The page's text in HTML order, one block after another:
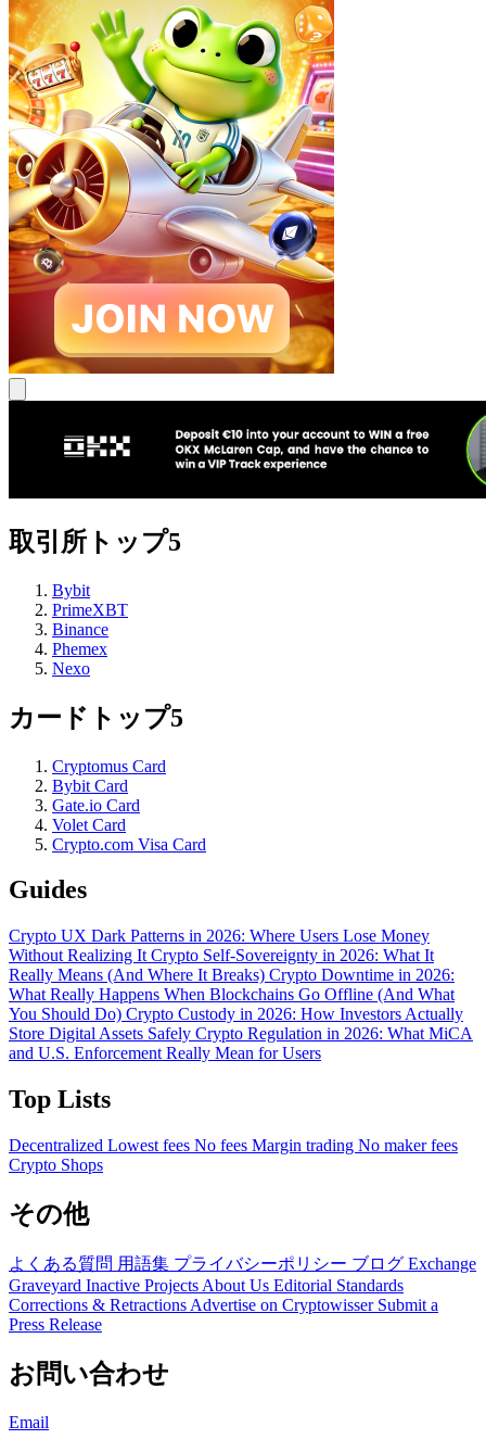
取引所トップ5
Bybit
PrimeXBT
Binance
Phemex
Nexo
カードトップ5
Cryptomus Card
Bybit Card
Gate.io Card
Volet Card
Crypto.com Visa Card
Guides
Crypto UX Dark Patterns in 2026: Where Users Lose Money
Without Realizing It Crypto Self-Sovereignty in 2026: What It
Really Means (And Where It Breaks) Crypto Downtime in 2026:
What Really Happens When Blockchains Go Offline (And What
You Should Do) Crypto Custody in 2026: How Investors Actually
Store Digital Assets Safely Crypto Regulation in 2026: What MiCA
and U.S. Enforcement Really Mean for Users
Top Lists
Decentralized Lowest fees No fees Margin trading No maker fees
Crypto Shops
その他
よくある質問 用語集 プライバシーポリシー ブログ Exchange
Graveyard Inactive Projects About Us Editorial Standards
Corrections & Retractions Advertise on Cryptowisser Submit a
Press Release
お問い合わせ
Email